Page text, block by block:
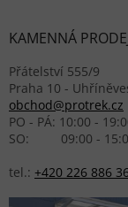
KAMENNÁ
Přátelství 555/9
Praha 10 -
obchod@protrek.cz
PO - PÁ: 10:00 -
SO: 09:00 -
tel.: +420 226 886